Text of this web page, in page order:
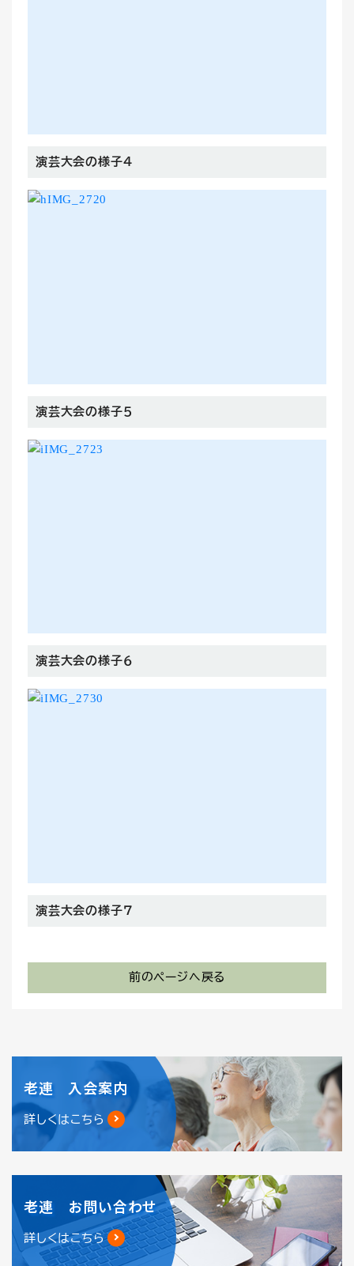
演芸大会の様子４
演芸大会の様子５
演芸大会の様子６
演芸大会の様子７
前のページへ戻る
老連 入会案内
詳しくはこちら
老連 お問い合わせ
詳しくはこちら